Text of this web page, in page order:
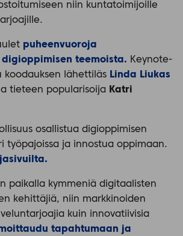
niin kuntatoimijoille
puheenvuoroja
teemoista. Keynote-
koodauksen lähettiläs Linda Liukas
tieteen popularisoija Katri
osallistua digioppimisen
työpajoissa ja innostua oppimaan.
paikalla kymmeniä digitaalisten
kehittäjiä, niin markkinoiden
kuin innovatiivisia
tapahtumaan ja